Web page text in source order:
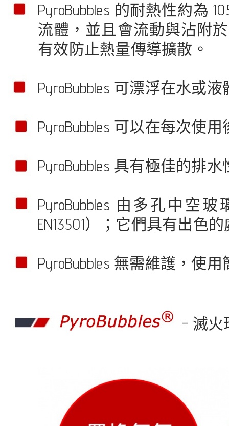
PyroBubbles 的耐熱性約為
流體，並且會流動與沾附
有效防止熱量傳導擴散。
PyroBubbles 可漂浮在水或
PyroBubbles 可以在每次使
PyroBubbles 具有極佳的排
PyroBubbles 由多孔中空
EN13501）；它們具有出色
PyroBubbles 無需維護，使
- 滅火